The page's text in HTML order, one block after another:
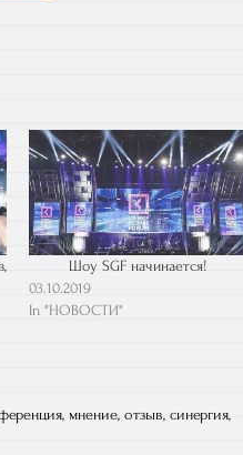
Шоу SGF начинается!
03.10.2019
In "НОВОСТИ"
, мнение, отзыв, синергия,